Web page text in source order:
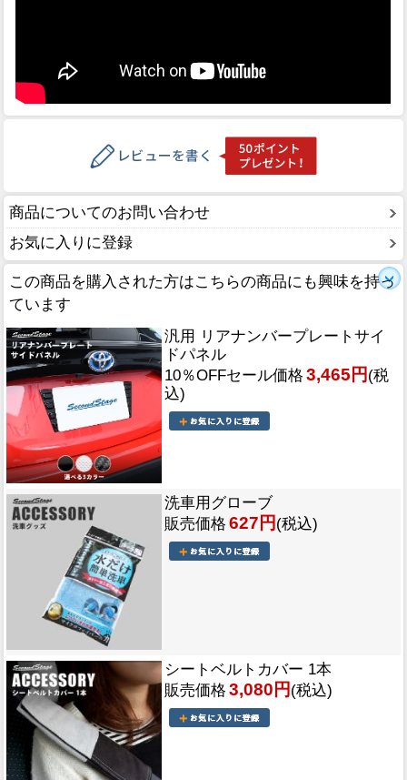
商品についてのお問い合わせ
お気に入りに登録
この商品を購入された方はこちらの商品にも興味を持っ
ています
汎用 リアナンバープレートサイ
ドパネル
10％OFFセール価格 3,465円 (税
込)
洗車用グローブ
販売価格 627円 (税込)
シートベルトカバー 1本
販売価格 3,080円 (税込)